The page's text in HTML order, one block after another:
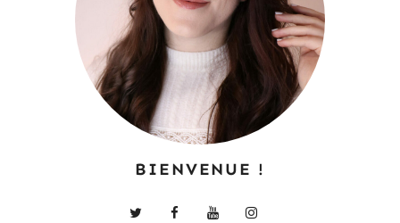
BIENVENUE !